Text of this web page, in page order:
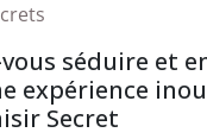
vous séduire et
expérience
Secret